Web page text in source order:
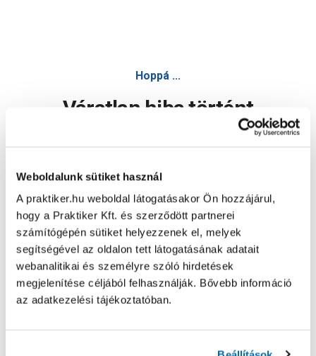
Weboldalunk sütiket használ
A praktiker.hu weboldal látogatásakor Ön hozzájárul,
hogy a Praktiker Kft. és szerződött partnerei
számítógépén sütiket helyezzenek el, melyek
segítségével az oldalon tett látogatásának adatait
webanalitikai és személyre szóló hirdetések
megjelenítése céljából felhasználják. Bővebb információ
az adatkezelési tájékoztatóban.
Hoppá ...
Váratlan hiba történt
Oldal újratöltése